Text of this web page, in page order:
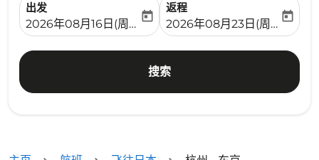
出发
fc-booking-departure-date-aria-label
2026年08月16日(周日)
today
返程
fc-booking-return-date-
2026年08月23日(周日)
today
搜索